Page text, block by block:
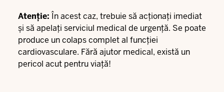
Atenție: În acest caz, trebuie să acționați imediat
și să apelați serviciul medical de urgență. Se poate
produce un colaps complet al funcției
cardiovasculare. Fără ajutor medical, există un
pericol acut pentru viață!